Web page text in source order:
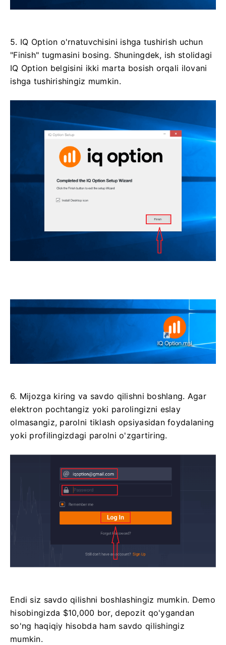
5. IQ Option o'rnatuvchisini ishga tushirish uchun
"Finish" tugmasini bosing. Shuningdek, ish stolidagi
IQ Option belgisini ikki marta bosish orqali ilovani
ishga tushirishingiz mumkin.
6. Mijozga kiring va savdo qilishni boshlang. Agar
elektron pochtangiz yoki parolingizni eslay
olmasangiz, parolni tiklash opsiyasidan foydalaning
yoki profilingizdagi parolni o'zgartiring.
Endi siz savdo qilishni boshlashingiz mumkin. Demo
hisobingizda $10,000 bor, depozit qo'ygandan
so'ng haqiqiy hisobda ham savdo qilishingiz
mumkin.